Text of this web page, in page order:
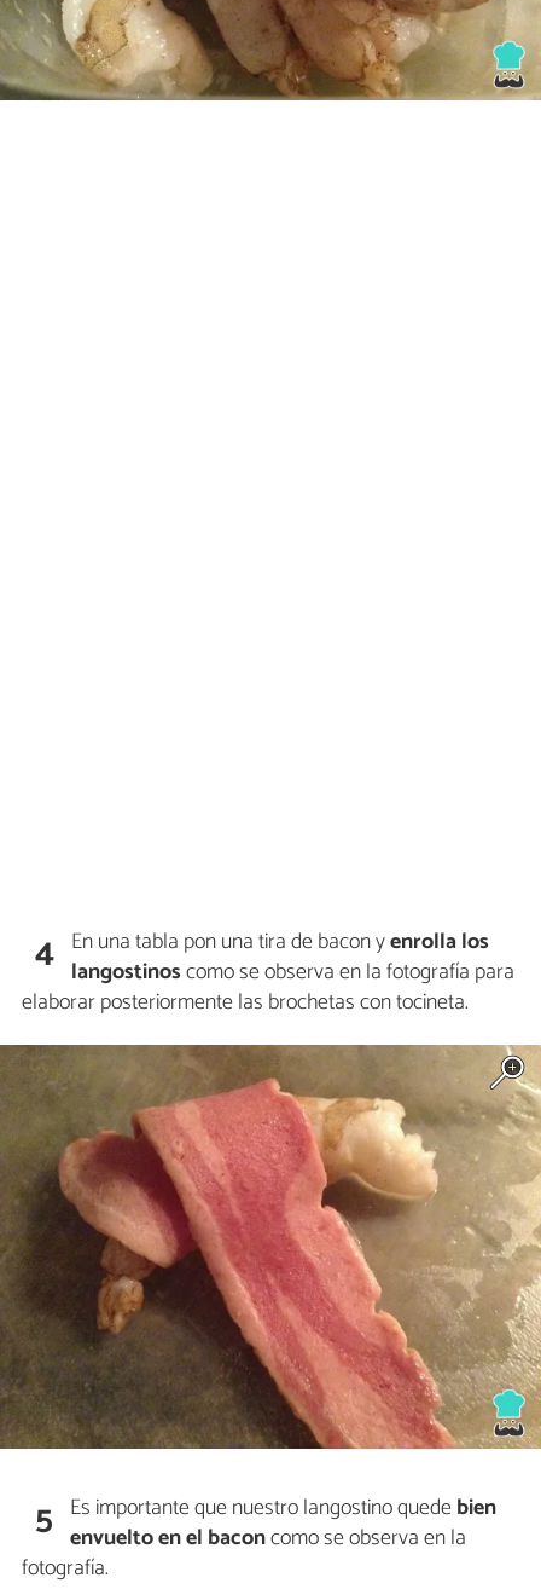
4 En una tabla pon una tira de bacon yenrolla los
langostinoscomo se observa en la fotografía para
elaborar posteriormente las brochetas con tocineta.
5 Es importante que nuestro langostino quedebien
envuelto en el baconcomo se observa en la
fotografía.